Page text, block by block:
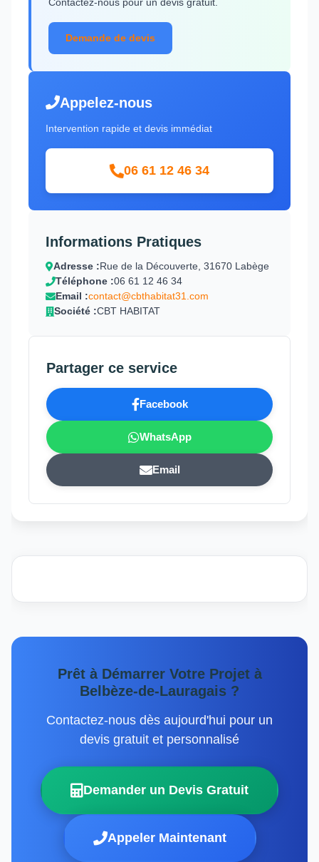
Contactez-nous pour un devis gratuit.
Demande de devis
Appelez-nous
Intervention rapide et devis immédiat
06 61 12 46 34
Informations Pratiques
Adresse :Rue de la Découverte, 31670 Labège
Téléphone :06 61 12 46 34
Email :contact@cbthabitat31.com
Société :CBT HABITAT
Partager ce service
Facebook
WhatsApp
Email
Prêt à Démarrer Votre Projet à
Belbèze-de-Lauragais ?
Contactez-nous dès aujourd'hui pour un
devis gratuit et personnalisé
Demander un Devis Gratuit
Appeler Maintenant